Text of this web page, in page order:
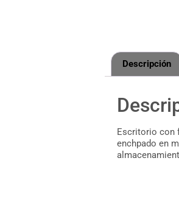
Descripción
Escritorio con
enchpado en